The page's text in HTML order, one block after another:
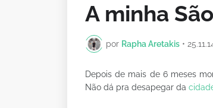
A minha
por Rapha Aretakis •
Depois de mais de 6 meses
Não dá pra desapegar da